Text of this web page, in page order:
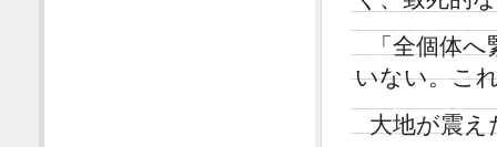
「全個体
いない。こ
大地が震え